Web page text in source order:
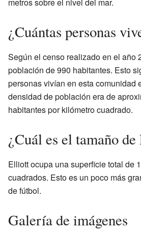
¿Cuántas personas
Según el censo realizado en el año
población de 990 habitantes. Esto
personas vivían en esta comunidad
densidad de población era de
habitantes por kilómetro cuadrado.
¿Cuál es el tamaño
Elliott ocupa una superficie total de
cuadrados. Esto es un poco más
de fútbol.
Galería de imágenes